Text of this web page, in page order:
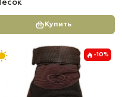
Купить
-10%